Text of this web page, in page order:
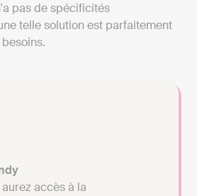
pas de spécificités
telle solution est parfaitement
accès à la